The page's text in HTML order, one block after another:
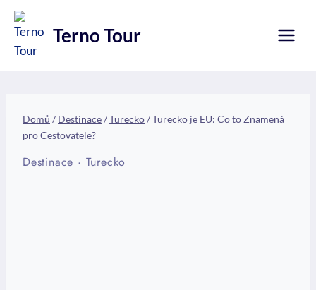
Přeskočit
obsah
Terno Tour
Domů / Destinace/Turecko/Turecko je EU: Co to Znamená
pro Cestovatele?
Destinace · Turecko